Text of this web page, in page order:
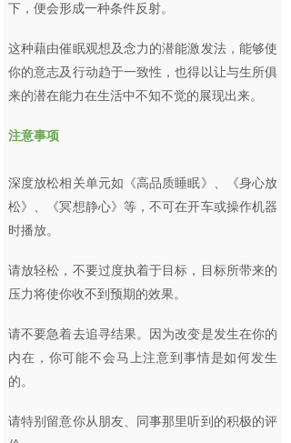
下，便会形成一种条件反射。
这种藉由催眠观想及念力的潜能激发法，能够使
你的意志及行动趋于一致性，也得以让与生所俱
来的潜在能力在生活中不知不觉的展现出来。
注意事项
深度放松相关单元如《高品质睡眠》、《身心放
松》、《冥想静心》等，不可在开车或操作机器
时播放。
请放轻松，不要过度执着于目标，目标所带来的
压力将使你收不到预期的效果。
请不要急着去追寻结果。因为改变是发生在你的
内在，你可能不会马上注意到事情是如何发生
的。
请特别留意你从朋友、同事那里听到的积极的评